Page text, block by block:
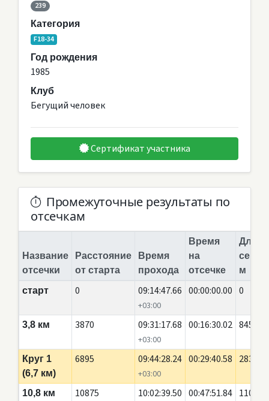
239
Категория
F18-34
Год рождения
1985
Клуб
Бегущий человек
Сертификат участника
Промежуточные результаты по
отсечкам
Название
отсечки
Расстояние
от старта
Время
прохода
Время
на
отсечке
Длина
м
старт
0 09:14:47.66
+03:00
00:00:00.00 0
3,8 км 3870 09:31:17.68
+03:00
00:16:30.02 845
Круг 1
(6,7 км)
6895 09:44:28.24
+03:00
00:29:40.58 2835
10,8 км 10875 10:02:39.50 00:47:51.84 110